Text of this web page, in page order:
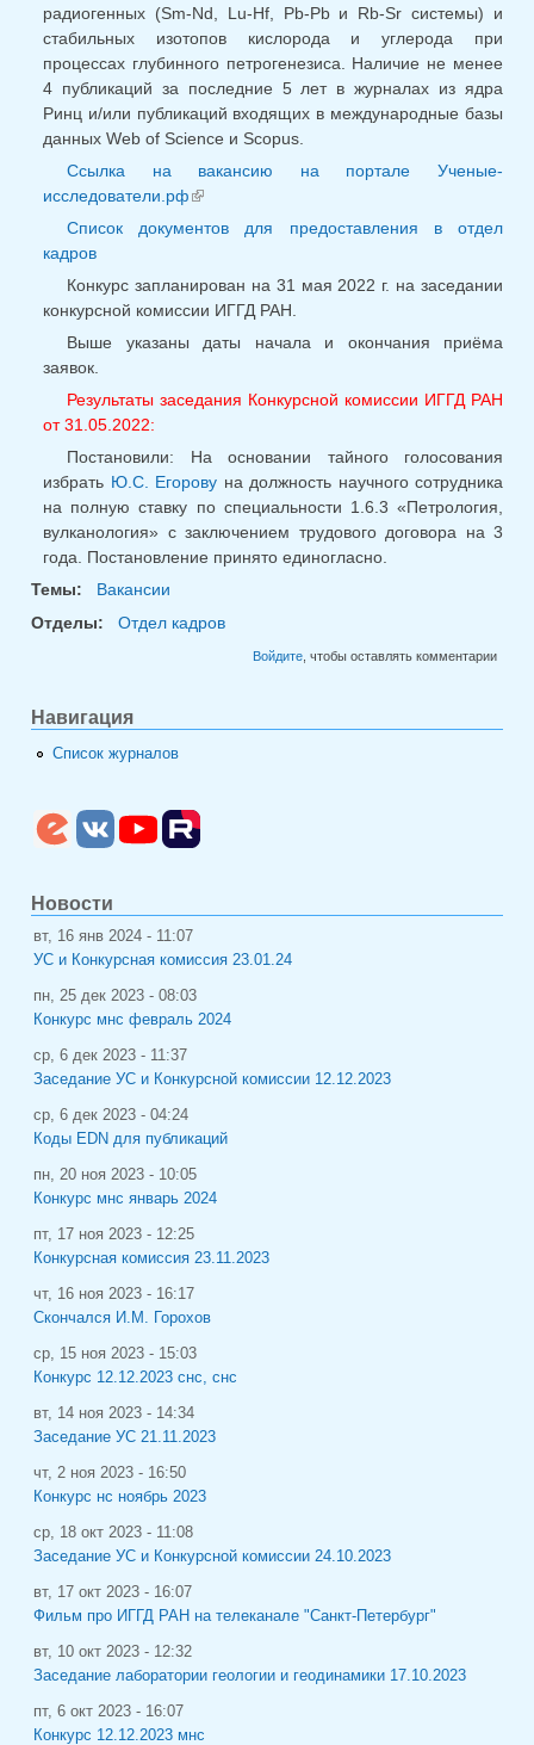
радиогенных (Sm-Nd, Lu-Hf, Pb-Pb и Rb-Sr системы) и
стабильных изотопов кислорода и углерода при
процессах глубинного петрогенезиса. Наличие не менее
4 публикаций за последние 5 лет в журналах из ядра
Ринц и/или публикаций входящих в международные базы
данных Web of Science и Scopus.
Ссылка на вакансию на портале Ученые-
исследователи.рф
Список документов для предоставления в отдел
кадров
Конкурс запланирован на 31 мая 2022 г. на заседании
конкурсной комиссии ИГГД РАН.
Выше указаны даты начала и окончания приёма
заявок.
Результаты заседания Конкурсной комиссии ИГГД РАН
от 31.05.2022:
Постановили: На основании тайного голосования
избрать Ю.С. Егорову на должность научного сотрудника
на полную ставку по специальности 1.6.3 «Петрология,
вулканология» с заключением трудового договора на 3
года. Постановление принято единогласно.
Темы:
Вакансии
Отделы:
Отдел кадров
Войдите, чтобы оставлять комментарии
Навигация
Список журналов
Новости
вт, 16 янв 2024 - 11:07
УС и Конкурсная комиссия 23.01.24
пн, 25 дек 2023 - 08:03
Конкурс мнс февраль 2024
ср, 6 дек 2023 - 11:37
Заседание УС и Конкурсной комиссии 12.12.2023
ср, 6 дек 2023 - 04:24
Коды EDN для публикаций
пн, 20 ноя 2023 - 10:05
Конкурс мнс январь 2024
пт, 17 ноя 2023 - 12:25
Конкурсная комиссия 23.11.2023
чт, 16 ноя 2023 - 16:17
Скончался И.М. Горохов
ср, 15 ноя 2023 - 15:03
Конкурс 12.12.2023 снс, снс
вт, 14 ноя 2023 - 14:34
Заседание УС 21.11.2023
чт, 2 ноя 2023 - 16:50
Конкурс нс ноябрь 2023
ср, 18 окт 2023 - 11:08
Заседание УС и Конкурсной комиссии 24.10.2023
вт, 17 окт 2023 - 16:07
Фильм про ИГГД РАН на телеканале "Санкт-Петербург"
вт, 10 окт 2023 - 12:32
Заседание лаборатории геологии и геодинамики 17.10.2023
пт, 6 окт 2023 - 16:07
Конкурс 12.12.2023 мнс